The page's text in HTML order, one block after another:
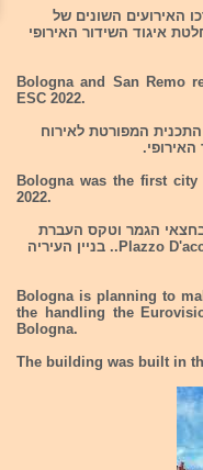
האירועים השונים של
כמובן להחלטת איגוד השידור האירופי
Bologna and San Remo
ESC 2022.
המפורטת לאירוח
Bologna was the first
2022.
הגמר וטקס העברת
מפתח האירווזיון ייערך בבניין העיריה Plazzo D'accursio.. בניין העיריה
Bologna is planning to
the handling the
Bologna.
The building was built in